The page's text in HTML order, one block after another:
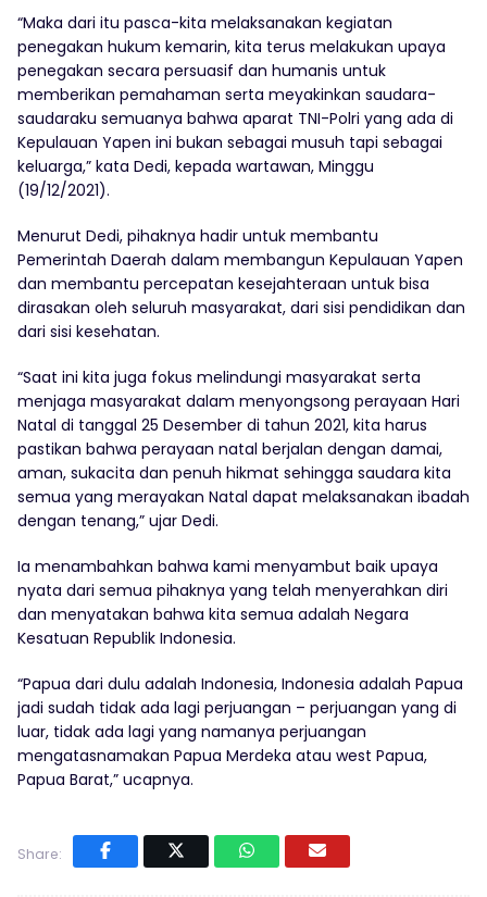
“Maka dari itu pasca-kita melaksanakan kegiatan
penegakan hukum kemarin, kita terus melakukan upaya
penegakan secara persuasif dan humanis untuk
memberikan pemahaman serta meyakinkan saudara-
saudaraku semuanya bahwa aparat TNI-Polri yang ada di
Kepulauan Yapen ini bukan sebagai musuh tapi sebagai
keluarga,” kata Dedi, kepada wartawan, Minggu
(19/12/2021).
Menurut Dedi, pihaknya hadir untuk membantu
Pemerintah Daerah dalam membangun Kepulauan Yapen
dan membantu percepatan kesejahteraan untuk bisa
dirasakan oleh seluruh masyarakat, dari sisi pendidikan dan
dari sisi kesehatan.
“Saat ini kita juga fokus melindungi masyarakat serta
menjaga masyarakat dalam menyongsong perayaan Hari
Natal di tanggal 25 Desember di tahun 2021, kita harus
pastikan bahwa perayaan natal berjalan dengan damai,
aman, sukacita dan penuh hikmat sehingga saudara kita
semua yang merayakan Natal dapat melaksanakan ibadah
dengan tenang,” ujar Dedi.
Ia menambahkan bahwa kami menyambut baik upaya
nyata dari semua pihaknya yang telah menyerahkan diri
dan menyatakan bahwa kita semua adalah Negara
Kesatuan Republik Indonesia.
“Papua dari dulu adalah Indonesia, Indonesia adalah Papua
jadi sudah tidak ada lagi perjuangan – perjuangan yang di
luar, tidak ada lagi yang namanya perjuangan
mengatasnamakan Papua Merdeka atau west Papua,
Papua Barat,” ucapnya.
Share: